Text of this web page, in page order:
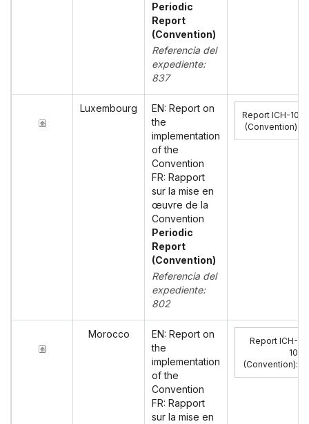
Periodic
Report
(Convention)
Referencia del
expediente:
837
Luxembourg
EN: Report on
the
implementation
of the
Convention
FR: Rapport
sur la mise en
œuvre de la
Convention
Periodic
Report
(Convention)
Referencia del
expediente:
802
Report ICH-10
(Convention)
Morocco
EN: Report on
the
implementation
of the
Convention
FR: Rapport
sur la mise en
Report ICH-
10
(Convention):